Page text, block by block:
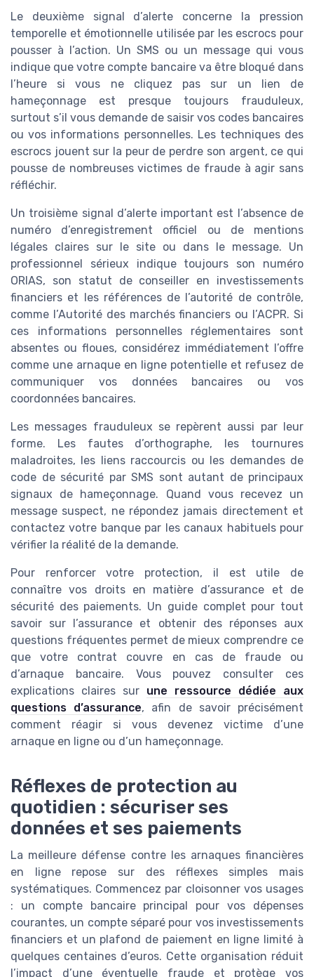
Le deuxième signal d’alerte concerne la pression
temporelle et émotionnelle utilisée par les escrocs pour
pousser à l’action. Un SMS ou un message qui vous
indique que votre compte bancaire va être bloqué dans
l’heure si vous ne cliquez pas sur un lien de
hameçonnage est presque toujours frauduleux,
surtout s’il vous demande de saisir vos codes bancaires
ou vos informations personnelles. Les techniques des
escrocs jouent sur la peur de perdre son argent, ce qui
pousse de nombreuses victimes de fraude à agir sans
réfléchir.
Un troisième signal d’alerte important est l’absence de
numéro d’enregistrement officiel ou de mentions
légales claires sur le site ou dans le message. Un
professionnel sérieux indique toujours son numéro
ORIAS, son statut de conseiller en investissements
financiers et les références de l’autorité de contrôle,
comme l’Autorité des marchés financiers ou l’ACPR. Si
ces informations personnelles réglementaires sont
absentes ou floues, considérez immédiatement l’offre
comme une arnaque en ligne potentielle et refusez de
communiquer vos données bancaires ou vos
coordonnées bancaires.
Les messages frauduleux se repèrent aussi par leur
forme. Les fautes d’orthographe, les tournures
maladroites, les liens raccourcis ou les demandes de
code de sécurité par SMS sont autant de principaux
signaux de hameçonnage. Quand vous recevez un
message suspect, ne répondez jamais directement et
contactez votre banque par les canaux habituels pour
vérifier la réalité de la demande.
Pour renforcer votre protection, il est utile de
connaître vos droits en matière d’assurance et de
sécurité des paiements. Un guide complet pour tout
savoir sur l’assurance et obtenir des réponses aux
questions fréquentes permet de mieux comprendre ce
que votre contrat couvre en cas de fraude ou
d’arnaque bancaire. Vous pouvez consulter ces
explications claires sur une ressource dédiée aux
questions d’assurance, afin de savoir précisément
comment réagir si vous devenez victime d’une
arnaque en ligne ou d’un hameçonnage.
Réflexes de protection au
quotidien : sécuriser ses
données et ses paiements
La meilleure défense contre les arnaques financières
en ligne repose sur des réflexes simples mais
systématiques. Commencez par cloisonner vos usages
: un compte bancaire principal pour vos dépenses
courantes, un compte séparé pour vos investissements
financiers et un plafond de paiement en ligne limité à
quelques centaines d’euros. Cette organisation réduit
l’impact d’une éventuelle fraude et protège vos